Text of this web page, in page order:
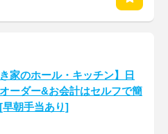
き家のホール・キッチン】日
ーダー&お会計はセルフで簡
朝手当あり]